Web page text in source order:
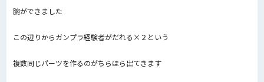
腕ができました
この辺りからガンプラ経験者がだれる×２という
複数同じパーツを作るのがちらほら出てきます